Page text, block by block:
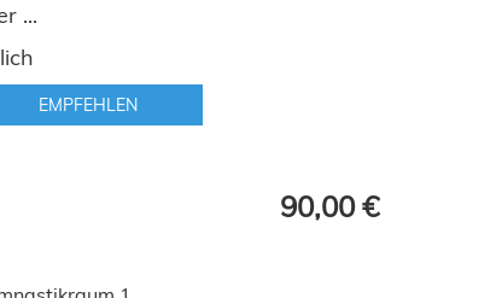
...
EMPFEHLEN
90,00 €